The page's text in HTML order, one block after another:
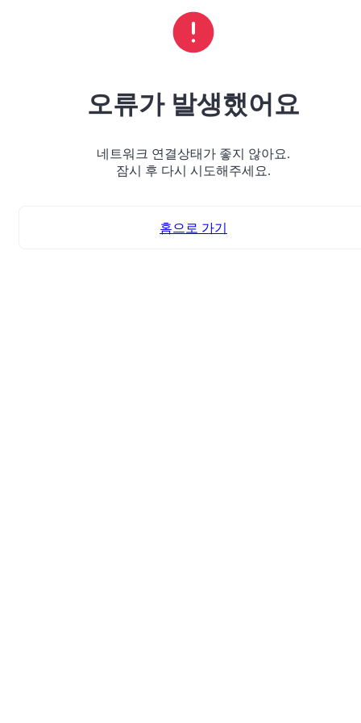
오류가 발생했어요
네트워크 연결상태가 좋지 않아요.
잠시 후 다시 시도해주세요.
홈으로 가기